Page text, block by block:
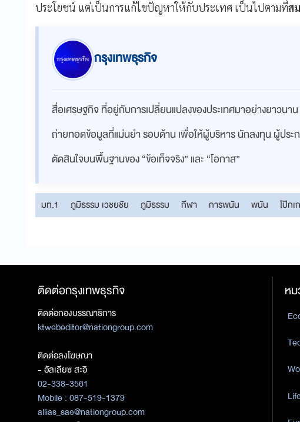
ประโยชน์ แต่เป็นการแก้ไขปัญหาให้กับประเทศ เป็นไปตามที่ส
กรุงเทพธุรกิจ
สื่อเศรษฐกิจ ที่อยู่กับการเปลี่ยนแปลงของประเทศมาอย่างยาวนาน
ถ่ายทอดข้อมูลที่แม่นยำ รอบด้าน เพื่อให้ผู้บริหาร นักลงทุน ผู้ประ
ตัดสินใจบนพื้นฐานของ “ข้อเท็จจริง” และ “โอกาส”
มท.1 ภูมิธรรม เวชยชัย ภูมิธรรม กีฬา การพนัน พนัน โป๊กเ
ติดต่อกรุงเทพธุรกิจ
ติดต่อกองบรรณาธิการ
ktwebeditor@nationgroup.com
ติดต่อลงโฆษณา
- อัลเลียซ สะอิ
02-338-3561
Mobile : 087-519-1379
allias_sae@nationgroup.com
ห